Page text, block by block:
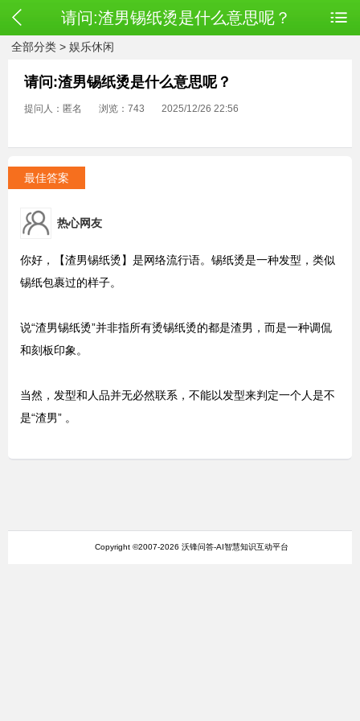
请问:渣男锡纸烫是什么意思呢？
全部分类 > 娱乐休闲
请问:渣男锡纸烫是什么意思呢？
提问人：匿名 浏览：743 2025/12/26 22:56
最佳答案
热心网友
你好，【渣男锡纸烫】是网络流行语。锡纸烫是一种发型，类似
锡纸包裹过的样子。
说“渣男锡纸烫”并非指所有烫锡纸烫的都是渣男，而是一种调侃
和刻板印象。
当然，发型和人品并无必然联系，不能以发型来判定一个人是不
是“渣男” 。
Copyright ©2007-2026 沃锋问答-AI智慧知识互动平台